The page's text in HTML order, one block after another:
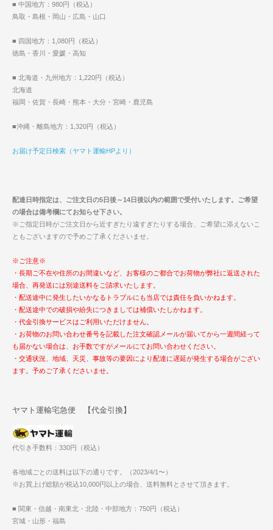
■ 中国地方：980円（税込）
鳥取・島根・岡山・広島・山口
■ 四国地方：1,080円（税込）
徳島・香川・愛媛・高知
■ 北海道・九州地方：1,220円（税込）
北海道
福岡・佐賀・長崎・熊本・大分・宮崎・鹿児島
■沖縄・離島地方：1,320円（税込）
お届け予定日検索（ヤマト運輸HPより）
配達日時指定は、ご注文日の5日後～14日後以内の範囲で受付いたします。ご希望
の場合は備考欄にてお知らせ下さい。
※ご指定日時がご注文日から近すぎたり遠すぎたりする場合、ご希望に添えないこ
ともございますので予めご了承くださいませ。
※ご注意※
・長期ご不在や住所のお間違いなど、お客様のご都合でお荷物が弊社に返送された
場合、再発送には別途送料をご請求いたします。
・配送途中に発生したいかなるトラブルにも当店では責任を負いかねます。
・配送途中での破損や紛失につきましては補償いたしかねます。
・代金引換サービスはご利用いただけません。
・お荷物のお問い合わせ番号を記載した注文確認メールが届いてから一週間経って
も届かない場合は、お手数ですがメールにてお問い合わせください。
・交通状況、地域、天災、事故等の要因により配達に遅延が発生する場合がござい
ます。予めご了承くださいませ。
ヤマト運輸宅急便 【代金引換】
代引き手数料：330円（税込）
各地域ごとの送料は以下の通りです。（2023/4/1〜）
※お買上げ総額が税込10,000円以上の場合、送料無料とさせて頂きます。
■ 関東・信越・南東北・北陸・中部地方：750円（税込）
宮城・山形・福島